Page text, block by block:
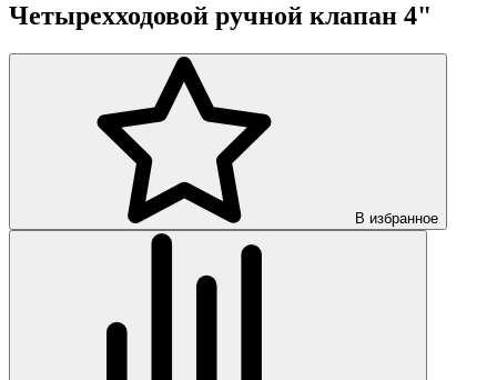
Четырехходовой ручной клапан 4"
В избранное